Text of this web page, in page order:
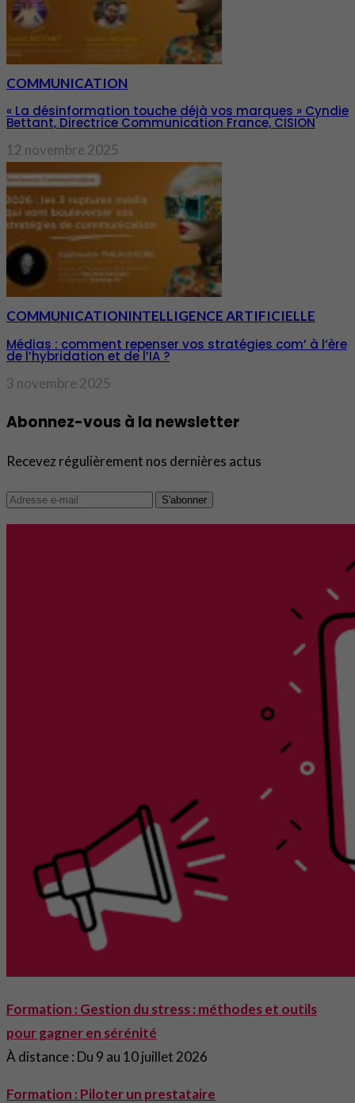
COMMUNICATION
« La désinformation touche déjà vos marques » Cyndie
Bettant, Directrice Communication France, CISION
12 novembre 2025
COMMUNICATIONINTELLIGENCE ARTIFICIELLE
Médias : comment repenser vos stratégies com’ à l’ère
de l’hybridation et de l’IA ?
3 novembre 2025
Abonnez-vous à la newsletter
Recevez régulièrement nos dernières actus
S'abonner
Formation : Gestion du stress : méthodes et outils
pour gagner en sérénité
À distance : Du 9 au 10 juillet 2026
Formation : Piloter un prestataire